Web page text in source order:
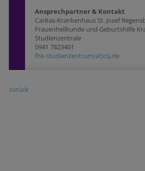
Ansprechpartner & Kontakt
Caritas-Krankenhaus St. Josef
Frauenheilkunde und Geburtshilfe
Studienzentrale
0941 7823401
fhk-studienzentrum(at)csj.de
zurück